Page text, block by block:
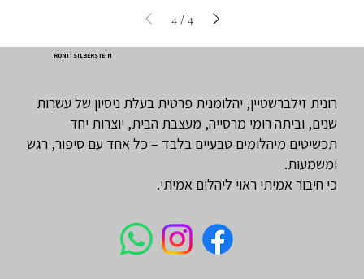
4
/
4
RONIT SILBERSTEIN
רונית זילברשטיין, יהלומנית פרטית בעלת ניסיון של עשרות
שנים, וביתה רומי מרסייה, מעצבת הבית, יוצרות יחד
תכשיטים מיהלומים טבעיים בלבד – כל אחד עם סיפור, רגש
ומשמעות.
כי חיבור אמיתי ראוי ליהלום אמיתי.